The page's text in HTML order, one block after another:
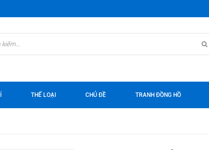
THỂ LOẠI CHỦ ĐỀ TRANH ĐỒNG HỒ